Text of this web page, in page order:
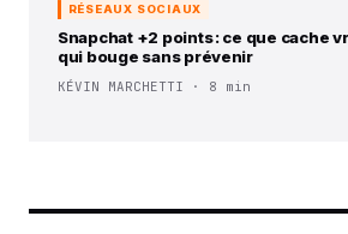
RÉSEAUX SOCIAUX
Snapchat +2 points : ce que cache
qui bouge sans prévenir
KÉVIN MARCHETTI · 8 min